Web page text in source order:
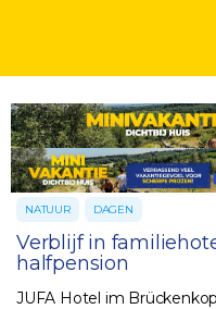
NATUUR DAGEN
Verblijf in
halfpension
JUFA Hotel im